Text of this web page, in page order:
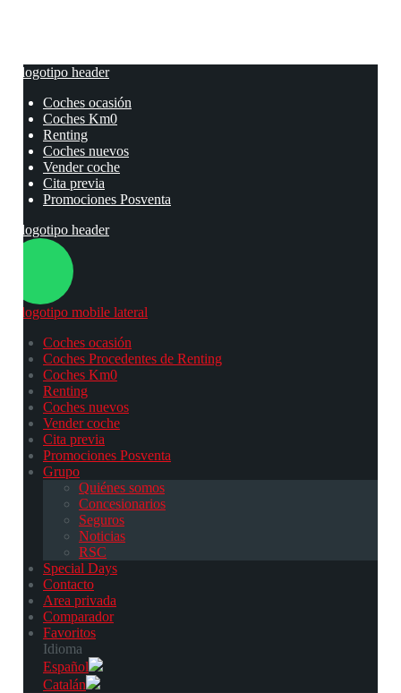
Coches ocasión
Coches Km0
Renting
Coches nuevos
Vender coche
Cita previa
Promociones Posventa
Coches ocasión
Coches Procedentes de Renting
Coches Km0
Renting
Coches nuevos
Vender coche
Cita previa
Promociones Posventa
Grupo
Quiénes somos
Concesionarios
Seguros
Noticias
RSC
Special Days
Contacto
Area privada
Comparador
Favoritos
Idioma
Español
Catalán